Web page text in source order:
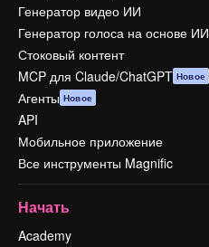
Генератор видео ИИ
Генератор голоса на основе ИИ
Стоковый контент
MCP для Claude/ChatGPT Новое
Агенты Новое
API
Мобильное приложение
Все инструменты Magnific
Начать
Academy